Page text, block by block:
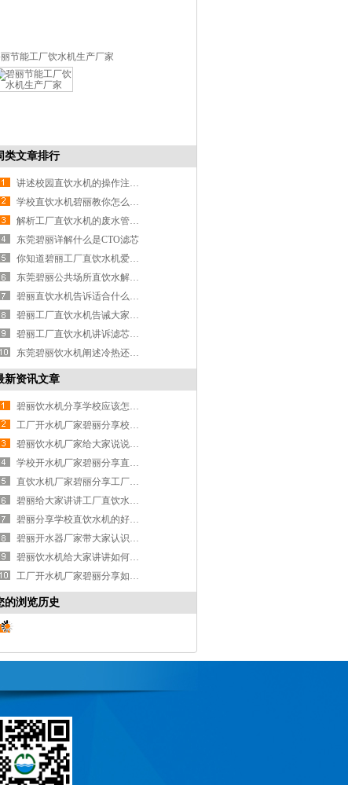
节能工厂饮水机生产厂家
类文章排行
讲述校园直饮水机的操作注意事项
学校直饮水机碧丽教你怎么清洗日常使用的饮水机
解析工厂直饮水机的废水管为何总是出水
东莞碧丽详解什么是CTO滤芯
你知道碧丽工厂直饮水机爱喝水和不爱喝水有何区别吗？
东莞碧丽公共场所直饮水解决方案
碧丽直饮水机告诉适合什么样的人使用
碧丽工厂直饮水机告诫大家生活中这五种水坚决不能碰
碧丽工厂直饮水机讲诉滤芯耗材要勤维护
东莞碧丽饮水机阐述冷热还是温热好
新资讯文章
碧丽饮水机分享学校应该怎样选择好的饮水机
工厂开水机厂家碧丽分享校园饮水机的运行流程
碧丽饮水机厂家给大家说说直饮水设备的保养及维护
学校开水机厂家碧丽分享直饮水机的好处及安装注意事项
直饮水机厂家碧丽分享工厂直饮水机怎么安装？
碧丽给大家讲讲工厂直饮水机的正确清洗方法是什么？
碧丽分享学校直饮水机的好处及安装注意事项
碧丽开水器厂家带大家认识一下直饮水机的作用！
碧丽饮水机给大家讲讲如何正确使用节能饮水机？
工厂开水机厂家碧丽分享如何安全使用饮水机
的浏览历史